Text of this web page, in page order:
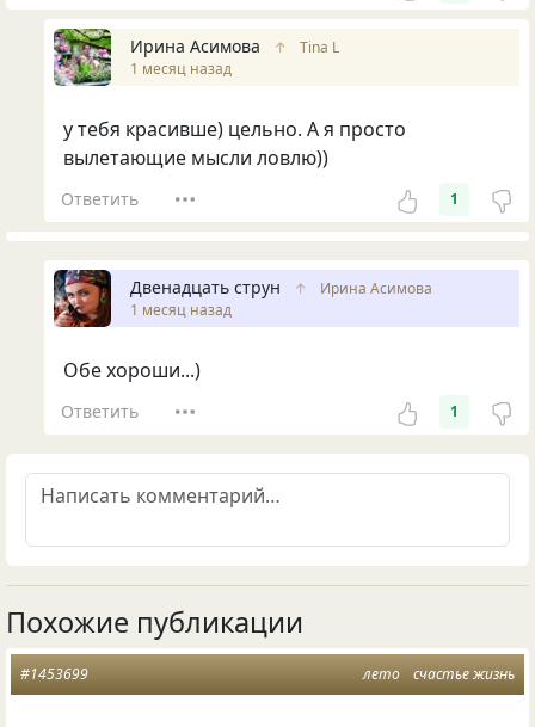
Ирина Асимова ↑
Tina L
1 месяц назад
у тебя красивше) цельно. А я просто
вылетающие мысли ловлю))
Ответить 1
Двенадцать струн ↑
Ирина Асимова
1 месяц назад
Обе хороши...)
Ответить 1
Похожие публикации
лето счастье жизнь
#1453699